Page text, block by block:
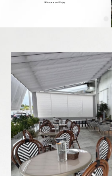
台中咖啡廳
北屯咖啡廳
西屯咖啡廳
咖啡廳推薦